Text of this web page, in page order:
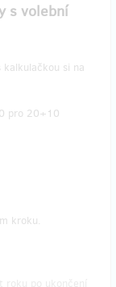
s volební
kalkulačkou si na
pro 20+10
kroku.